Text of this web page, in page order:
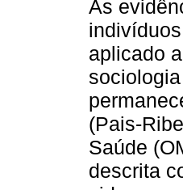
As
aplicado
(Pais-
Saúde
descrita